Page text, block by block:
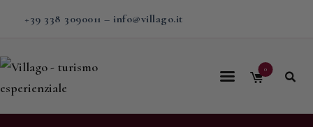
+39 338 3090011 – info@villago.it
0
Home